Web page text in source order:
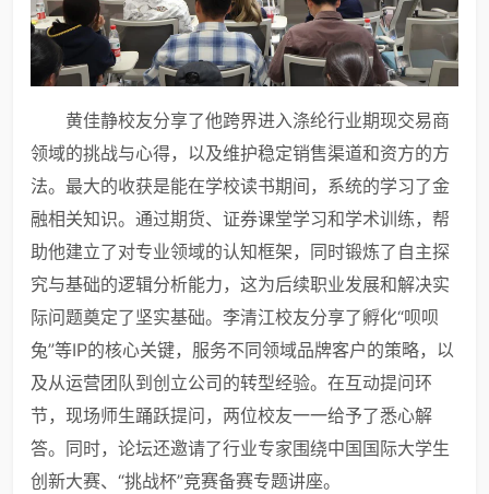
黄佳静校友分享了他跨界进入涤纶行业期现交易商
领域的挑战与心得，以及维护稳定销售渠道和资方的方
法。最大的收获是能在学校读书期间，系统的学习了金
融相关知识。通过期货、证券课堂学习和学术训练，帮
助他建立了对专业领域的认知框架，同时锻炼了自主探
究与基础的逻辑分析能力，这为后续职业发展和解决实
际问题奠定了坚实基础。李清江校友分享了孵化“呗呗
兔”等IP的核心关键，服务不同领域品牌客户的策略，以
及从运营团队到创立公司的转型经验。在互动提问环
节，现场师生踊跃提问，两位校友一一给予了悉心解
答。同时，论坛还邀请了行业专家围绕中国国际大学生
创新大赛、“挑战杯”竞赛备赛专题讲座。